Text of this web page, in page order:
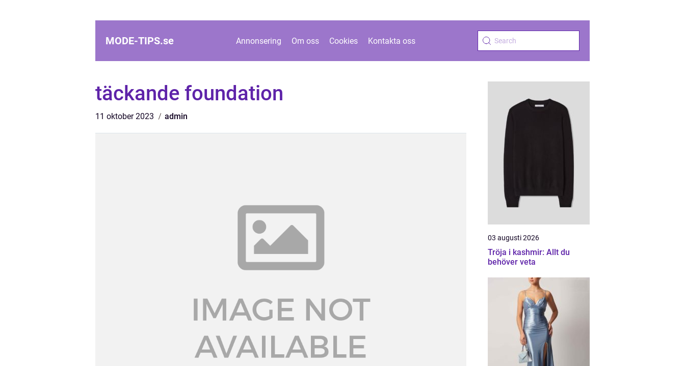
MODE-TIPS.se Annonsering Om oss Cookies Kontakta oss
täckande foundation
11 oktober 2023 admin
03 augusti 2026
Tröja i kashmir: Allt du
behöver veta